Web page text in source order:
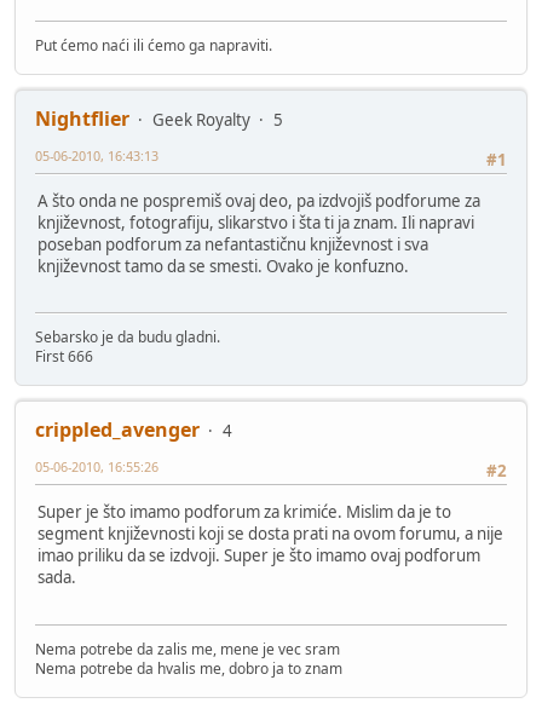
Put ćemo naći ili ćemo ga napraviti.
Nightflier Geek Royalty
5
#1
05-06-2010, 16:43:13
A što onda ne pospremiš ovaj deo, pa izdvojiš podforume za
književnost, fotografiju, slikarstvo i šta ti ja znam. Ili napravi
poseban podforum za nefantastičnu književnost i sva
književnost tamo da se smesti. Ovako je konfuzno.
Sebarsko je da budu gladni.
First 666
crippled_avenger
4
#2
05-06-2010, 16:55:26
Super je što imamo podforum za krimiće. Mislim da je to
segment književnosti koji se dosta prati na ovom forumu, a nije
imao priliku da se izdvoji. Super je što imamo ovaj podforum
sada.
Nema potrebe da zalis me, mene je vec sram
Nema potrebe da hvalis me, dobro ja to znam